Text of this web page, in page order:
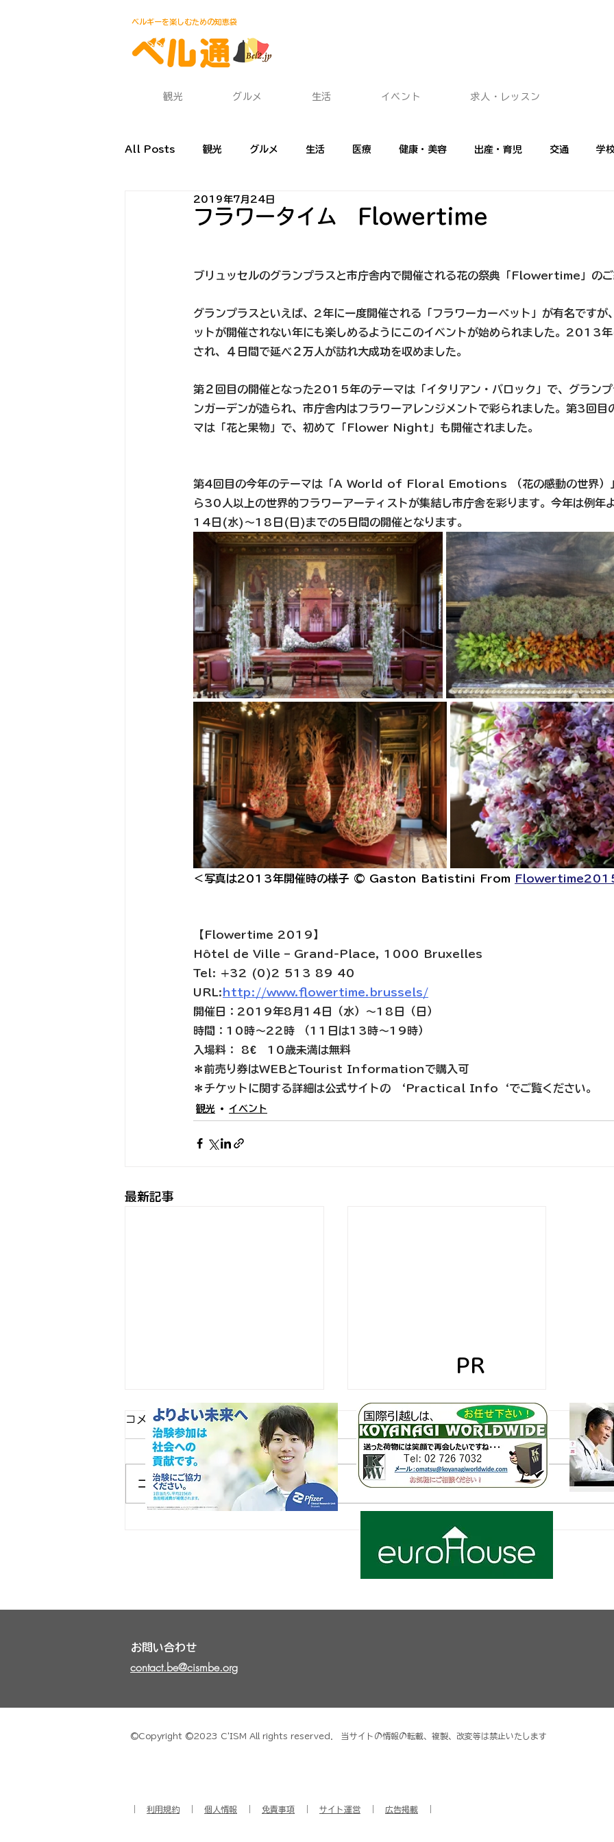
ベルギーを楽しむための知恵袋
観光 グルメ 生活 イベント 求人・レッスン
All Posts 観光 グルメ 生活 医療 健康・美容 出産・育児 交通 学
渡航・帰国 食材・レシピ
2019年7月24日
フラワータイム　Flowertime
ブリュッセルのグランプラスと市庁舎内で開催される花の祭典「Flowertime」の
グランプラスといえば、2年に一度開催される「フラワーカーペット」が有名ですが
ットが開催されない年にも楽しめるようにこのイベントが始められました。2013
され、４日間で延べ２万人が訪れ大成功を収めました。
第２回目の開催となった2015年のテーマは「イタリアン・バロック」で、グラン
ンガーデンが造られ、市庁舎内はフラワーアレンジメントで彩られました。第3回
マは「花と果物」で、初めて「Flower Night」も開催されました。
第4回目の今年のテーマは「A World of Floral Emotions （花の感動の世界）
ら30人以上の世界的フラワーアーティストが集結し市庁舎を彩ります。今年は例年
14日(水)～18日(日)までの5日間の開催となります。
＜写真は2013年開催時の様子 © Gaston Batistini From
【Flowertime 2019】
Hôtel de Ville – Grand-Place, 1000 Bruxelles
Tel: +32 (0)2 513 89 40
URL:http://www.flowertime.brussels/
開催日：2019年8月14日（水）～18日（日）
時間：10時～22時 （11日は13時～19時）
入場料： 8€　10歳未満は無料
＊前売り券はWEBとTourist Informationで購入可
＊チケットに関する詳細は公式サイトの ‘Practical Info‘でご覧ください。
観光 イベント
最新記事
コメント
コメントを追加…
PR
お問い合わせ
contact.be@cismbe.org
©Copyright ©2023 C'ISM All rights reserved． 当サイトの情報の転載、複製、改変等は禁止いたします
利用規約 個人情報 免責事項 サイト運営 広告掲載